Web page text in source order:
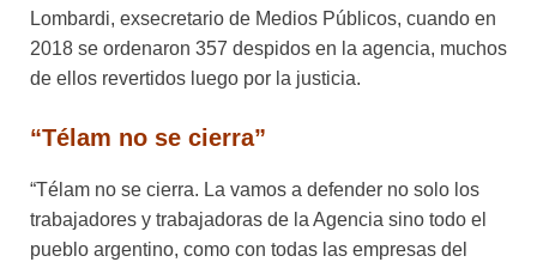
Lombardi, exsecretario de Medios Públicos, cuando en
2018 se ordenaron 357 despidos en la agencia, muchos
de ellos revertidos luego por la justicia.
“Télam no se cierra”
“Télam no se cierra. La vamos a defender no solo los
trabajadores y trabajadoras de la Agencia sino todo el
pueblo argentino, como con todas las empresas del